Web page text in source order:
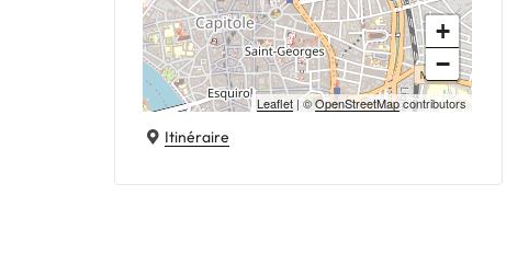
+
−
Leaflet | ©OpenStreetMapcontributors
Itinéraire